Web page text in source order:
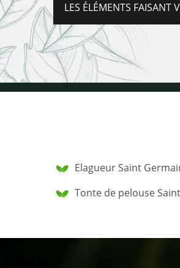
LES ÉLÉMENTS FAISANT
Elagueur Saint
Tonte de pelouse